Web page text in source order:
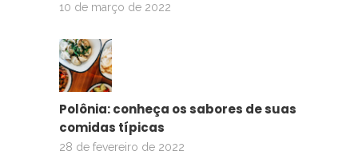
10 de março de 2022
Polônia: conheça os sabores de suas
comidas típicas
28 de fevereiro de 2022